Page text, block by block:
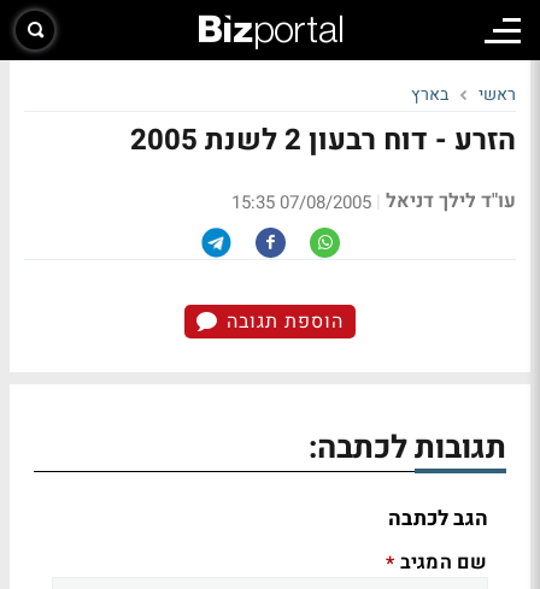
ראשי בארץ
הזרע - דוח רבעון 2 לשנת 2005
עו"ד לילך דניאל |
07/08/2005 15:35
הוספת תגובה
תגובות לכתבה:
הגב לכתבה
שם המגיב *